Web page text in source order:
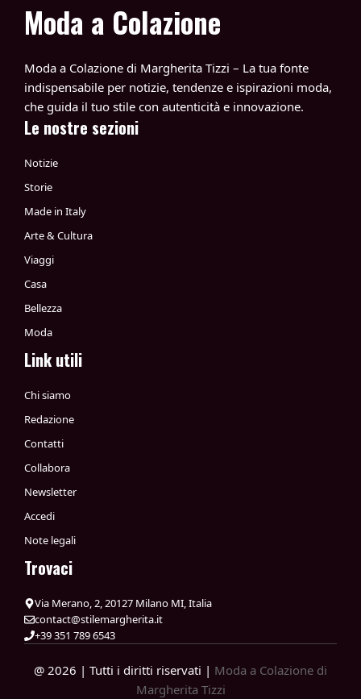
Moda a Colazione
Moda a Colazione di Margherita Tizzi – La tua fonte
indispensabile per notizie, tendenze e ispirazioni moda,
che guida il tuo stile con autenticità e innovazione.
Le nostre sezioni
Notizie
Storie
Made in Italy
Arte & Cultura
Viaggi
Casa
Bellezza
Moda
Link utili
Chi siamo
Redazione
Contatti
Collabora
Newsletter
Accedi
Note legali
Trovaci
Via Merano, 2, 20127 Milano MI, Italia
contact@stilemargherita.it
+39 351 789 6543
@ 2026 | Tutti i diritti riservati | Moda a Colazione di
Margherita Tizzi